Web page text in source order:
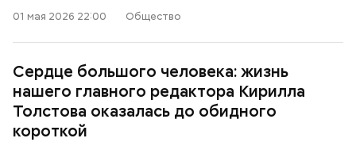
01 мая 2026 22:00 Общество
Сердце большого человека: жизнь
нашего главного редактора Кирилла
Толстова оказалась до обидного
короткой